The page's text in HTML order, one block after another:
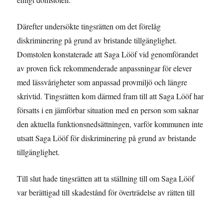
Därefter undersökte tingsrätten om det förelåg
diskriminering på grund av bristande tillgänglighet.
Domstolen konstaterade att Saga Lööf vid genomförandet
av proven fick rekommenderade anpassningar för elever
med lässvårigheter som anpassad provmiljö och längre
skrivtid. Tingsrätten kom därmed fram till att Saga Lööf har
försatts i en jämförbar situation med en person som saknar
den aktuella funktionsnedsättningen, varför kommunen inte
utsatt Saga Lööf för diskriminering på grund av bristande
tillgänglighet.
Till slut hade tingsrätten att ta ställning till om Saga Lööf
var berättigad till skadestånd för överträdelse av rätten till